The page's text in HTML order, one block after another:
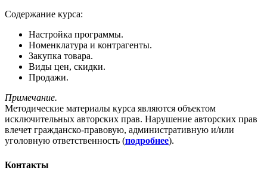
Содержание курса:
Настройка программы.
Номенклатура и контрагенты.
Закупка товара.
Виды цен, скидки.
Продажи.
Примечание.
Методические материалы курса являются объектом
исключительных авторских прав. Нарушение авторских прав
влечет гражданско-правовую, административную и/или
уголовную ответственность (подробнее).
Контакты